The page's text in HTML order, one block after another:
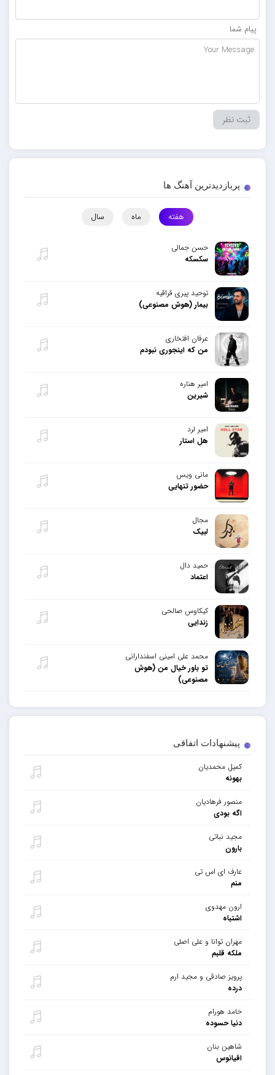
پیشنهادات اتفاقی
کمیل محمدیان
بهونه
منصور فرهادیان
اگه بودی
مجید نباتی
بارون
عارف ای اس تی
منم
ارون مهدوی
اشتباه
مهران توانا و علی اصلی
ملکه قلبم
پرویز صادقی و مجید ارم
درده
حامد هورام
دنیا حسوده
شاهین بنان
اقیانوس
پیام شما
پربازدیدترین آهنگ ها
هفته ماه سال
حسن جمالی
سکسکه
توحید پیری قراقیه
بیمار (هوش مصنوعی)
عرفان افتخاری
من که اینجوری نبودم
امیر هناره
شیرین
امیر لرد
هل استار
مانی ویس
حضور تنهایی
مجال
لبیک
حمید دال
اعتماد
کیکاوس صالحی
زندایی
محمد علی امینی اسفندارانی
تو باور خیال من (هوش
مصنوعی)